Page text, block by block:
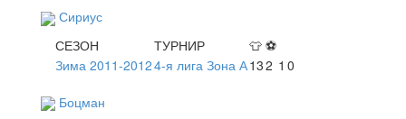
Сириус
СЕЗОН
ТУРНИР 👕 ⚽
Зима 2011-20124-я лига Зона А132 1 0
Боцман